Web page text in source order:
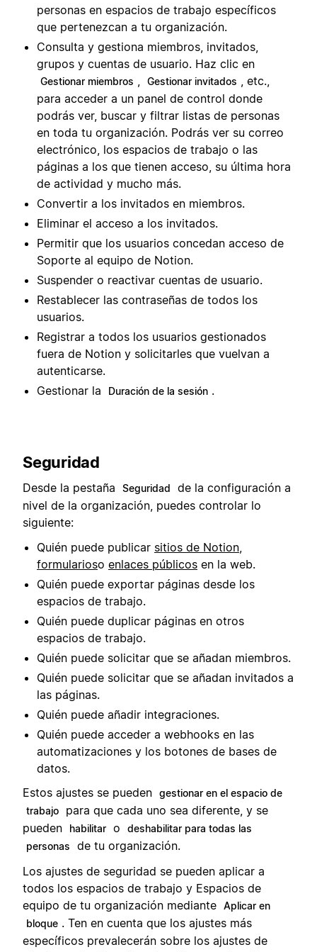
personas en espacios de trabajo específicos
que pertenezcan a tu organización.
Consulta y gestiona miembros, invitados,
grupos y cuentas de usuario. Haz clic en
Gestionar miembros Gestionar invitados
, etc.,
para acceder a un panel de control donde
podrás ver, buscar y filtrar listas de personas
en toda tu organización. Podrás ver su correo
electrónico, los espacios de trabajo o las
páginas a los que tienen acceso, su última hora
de actividad y mucho más.
Convertir a los invitados en miembros.
Eliminar el acceso a los invitados.
Permitir que los usuarios concedan acceso de
Soporte al equipo de Notion.
Suspender o reactivar cuentas de usuario.
Restablecer las contraseñas de todos los
usuarios.
Registrar a todos los usuarios gestionados
fuera de Notion y solicitarles que vuelvan a
autenticarse.
Gestionar la
Duración de la sesión .
Seguridad
Desde la pestaña Seguridad
de la configuración a
nivel de la organización, puedes controlar lo
siguiente:
Quién puede publicar sitios de Notion
formularioso enlaces públicos en la web.
Quién puede exportar páginas desde los
espacios de trabajo.
Quién puede duplicar páginas en otros
espacios de trabajo.
Quién puede solicitar que se añadan miembros.
Quién puede solicitar que se añadan invitados a
las páginas.
Quién puede añadir integraciones.
Quién puede acceder a webhooks en las
automatizaciones y los botones de bases de
datos.
Estos ajustes se pueden gestionar en el espacio de
trabajo
para que cada uno sea diferente, y se
pueden
habilitar o
deshabilitar para todas las
personas
de tu organización.
Los ajustes de seguridad se pueden aplicar a
todos los espacios de trabajo y Espacios de
equipo de tu organización mediante Aplicar en
bloque . Ten en cuenta que los ajustes más
específicos prevalecerán sobre los ajustes de